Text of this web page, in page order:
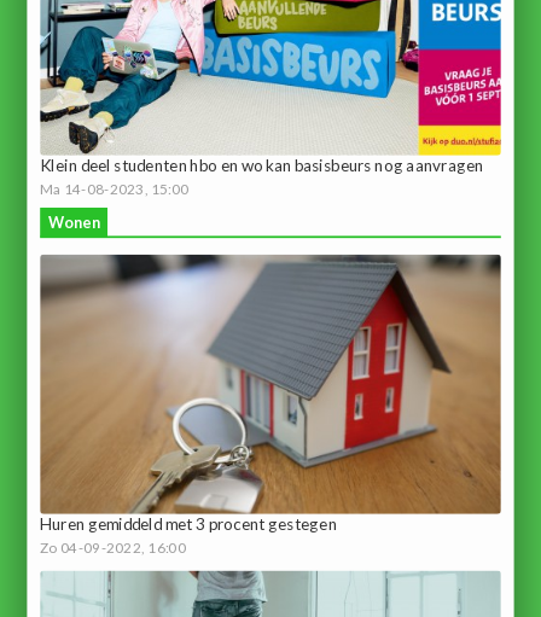
Klein deel studenten hbo en wo kan basisbeurs nog aanvragen
Ma 14-08-2023, 15:00
Wonen
Huren gemiddeld met 3 procent gestegen
Zo 04-09-2022, 16:00